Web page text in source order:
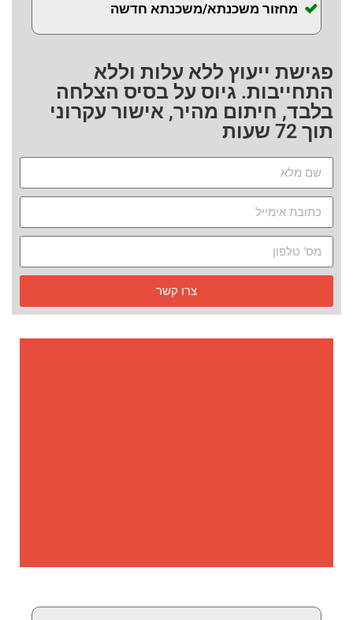
מחזור משכנתא/משכנתא חדשה
פגישת ייעוץ ללא עלות וללא
התחייבות. גיוס על בסיס הצלחה
בלבד, חיתום מהיר, אישור עקרוני
תוך 72 שעות
צרו קשר